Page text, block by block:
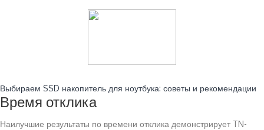
Выбираем SSD накопитель для ноутбука: советы и рекомендации
Время отклика
Наилучшие результаты по времени отклика демонстрирует TN-